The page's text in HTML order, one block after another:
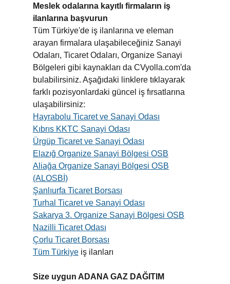
Meslek odalarına kayıtlı firmaların iş
ilanlarına başvurun
Tüm Türkiye'de iş ilanlarına ve eleman
arayan firmalara ulaşabileceğiniz Sanayi
Odaları, Ticaret Odaları, Organize Sanayi
Bölgeleri gibi kaynakları da CVyolla.com'da
bulabilirsiniz. Aşağıdaki linklere tıklayarak
farklı pozisyonlardaki güncel iş fırsatlarına
ulaşabilirsiniz:
Hayrabolu Ticaret ve Sanayi Odası
Kıbrıs KKTC Sanayi Odası
Ürgüp Ticaret ve Sanayi Odası
Elazığ Organize Sanayi Bölgesi OSB
Aliağa Organize Sanayi Bölgesi OSB
(ALOSBİ)
Şanlıurfa Ticaret Borsası
Turhal Ticaret ve Sanayi Odası
Sakarya 3. Organize Sanayi Bölgesi OSB
Nazilli Ticaret Odası
Çorlu Ticaret Borsası
Tüm Türkiye iş ilanları
Size uygun ADANA GAZ DAĞITIM